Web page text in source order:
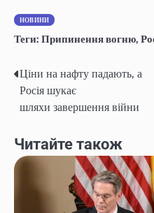
НОВИНИ
Теги: Припинення вогню,
Навігація
записів
Ціни на нафту падають, а
Росія шукає
шляхи завершення війни
Читайте також